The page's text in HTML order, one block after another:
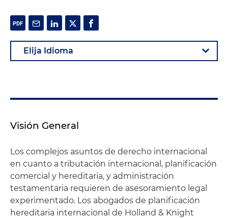
Visión General
Los complejos asuntos de derecho internacional
en cuanto a tributación internacional, planificación
comercial y hereditaria, y administración
testamentaria requieren de asesoramiento legal
experimentado. Los abogados de planificación
hereditaria internacional de Holland & Knight